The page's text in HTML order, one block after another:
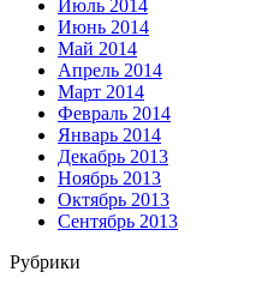
Июль 2014
Июнь 2014
Май 2014
Апрель 2014
Март 2014
Февраль 2014
Январь 2014
Декабрь 2013
Ноябрь 2013
Октябрь 2013
Сентябрь 2013
Рубрики